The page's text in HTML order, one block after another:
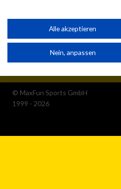
© MaxFun Sports GmbH
1999 - 2026
Partnerliste anzeigen (1 IAB-
Wir nutzen Ihre Daten für folgende
IAB-Verarbeitungszwecke:
Verwendung reduzierter Daten
Erstellung von Profilen für
Alle akzeptieren
Nein, anpassen